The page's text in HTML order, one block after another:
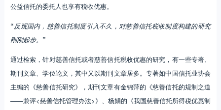
公益信托的委托人也享有税收优惠。
“反观国内，慈善信托制度引入不久，对慈善信托税收制度构建的研究
刚刚起步。 ”
通过检索，针对慈善信托或者慈善信托税收优惠的研究，有一些专著、
期刊文章、学位论文，其中又以期刊文章居多。专著如中国信托业协会
主编的《慈善信托研究》，期刊文章有金锦萍的《慈善信托的规制之道
——兼评<慈善信托管理办法>》、杨娟的《我国慈善信托所得税优惠制